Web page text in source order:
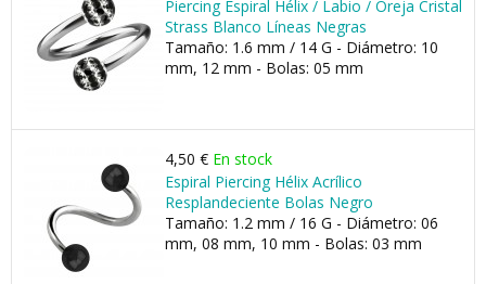
Piercing Espiral Hélix / Labio / Oreja Cristal
Strass Blanco Líneas Negras
Tamaño: 1.6 mm / 14 G - Diámetro: 10
mm, 12 mm - Bolas: 05 mm
4,50 € En stock
Espiral Piercing Hélix Acrílico
Resplandeciente Bolas Negro
Tamaño: 1.2 mm / 16 G - Diámetro: 06
mm, 08 mm, 10 mm - Bolas: 03 mm